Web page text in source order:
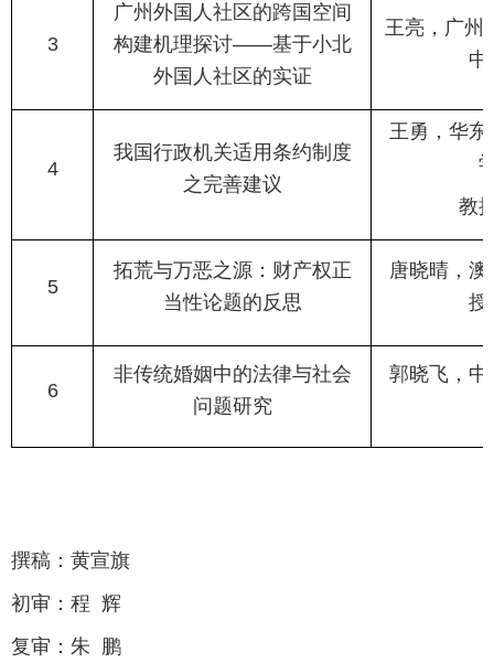
3
广州外国人社区的跨国空间
构建机理探讨——基于小北
外国人社区的实证
王亮，广州
中
4
我国行政机关适用条约制度
之完善建议
王勇，华
教
5
拓荒与万恶之源：财产权正
当性论题的反思
唐晓晴，
授
6
非传统婚姻中的法律与社会
问题研究
郭晓飞，
撰稿：黄宣旗
初审：程 辉
复审：朱 鹏